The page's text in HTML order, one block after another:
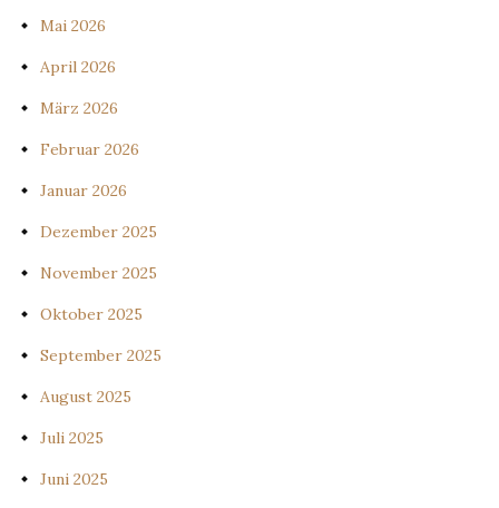
Mai 2026
April 2026
März 2026
Februar 2026
Januar 2026
Dezember 2025
November 2025
Oktober 2025
September 2025
August 2025
Juli 2025
Juni 2025